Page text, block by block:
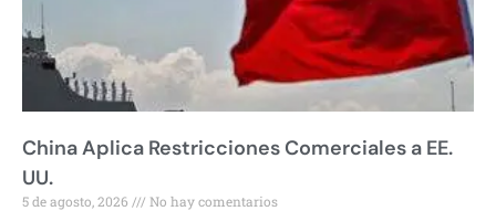
China Aplica Restricciones Comerciales a EE.
UU.
5 de agosto, 2026 No hay comentarios